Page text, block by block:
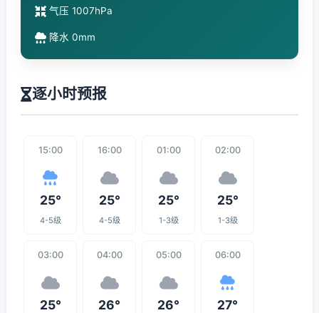
气压 1007hPa
降水 0mm
逐小时预报
15:00
25°
4-5级
16:00
25°
4-5级
01:00
25°
1-3级
02:00
25°
1-3级
03:00
25°
04:00
26°
05:00
26°
06:00
27°